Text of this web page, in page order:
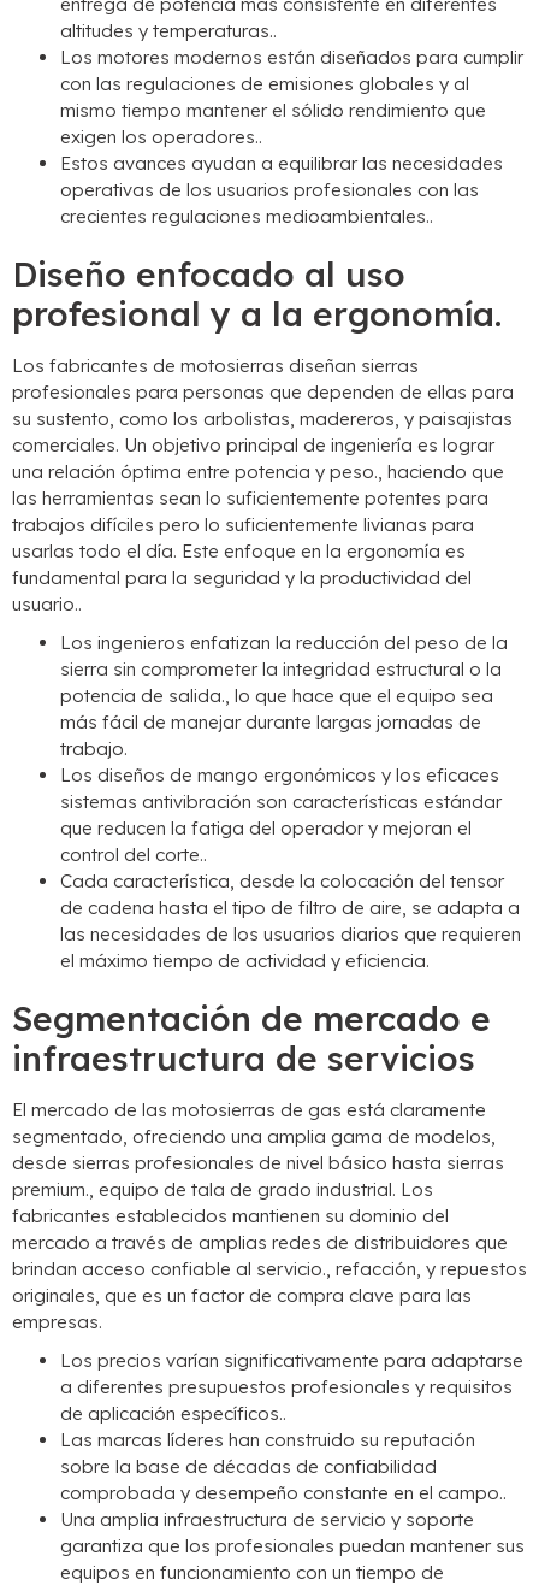
altitudes y temperaturas..
Los motores modernos están diseñados para cumplir
con las regulaciones de emisiones globales y al
mismo tiempo mantener el sólido rendimiento que
exigen los operadores..
Estos avances ayudan a equilibrar las necesidades
operativas de los usuarios profesionales con las
crecientes regulaciones medioambientales..
Diseño enfocado al uso
profesional y a la ergonomía.
Los fabricantes de motosierras diseñan sierras
profesionales para personas que dependen de ellas para
su sustento, como los arbolistas, madereros, y paisajistas
comerciales. Un objetivo principal de ingeniería es lograr
una relación óptima entre potencia y peso., haciendo que
las herramientas sean lo suficientemente potentes para
trabajos difíciles pero lo suficientemente livianas para
usarlas todo el día. Este enfoque en la ergonomía es
fundamental para la seguridad y la productividad del
usuario..
Los ingenieros enfatizan la reducción del peso de la
sierra sin comprometer la integridad estructural o la
potencia de salida., lo que hace que el equipo sea
más fácil de manejar durante largas jornadas de
trabajo.
Los diseños de mango ergonómicos y los eficaces
sistemas antivibración son características estándar
que reducen la fatiga del operador y mejoran el
control del corte..
Cada característica, desde la colocación del tensor
de cadena hasta el tipo de filtro de aire, se adapta a
las necesidades de los usuarios diarios que requieren
el máximo tiempo de actividad y eficiencia.
Segmentación de mercado e
infraestructura de servicios
El mercado de las motosierras de gas está claramente
segmentado, ofreciendo una amplia gama de modelos,
desde sierras profesionales de nivel básico hasta sierras
premium., equipo de tala de grado industrial. Los
fabricantes establecidos mantienen su dominio del
mercado a través de amplias redes de distribuidores que
brindan acceso confiable al servicio., refacción, y repuestos
originales, que es un factor de compra clave para las
empresas.
Los precios varían significativamente para adaptarse
a diferentes presupuestos profesionales y requisitos
de aplicación específicos..
Las marcas líderes han construido su reputación
sobre la base de décadas de confiabilidad
comprobada y desempeño constante en el campo..
Una amplia infraestructura de servicio y soporte
garantiza que los profesionales puedan mantener sus
equipos en funcionamiento con un tiempo de